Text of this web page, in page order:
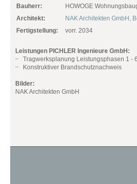
Bauherr:
HOWOGE
Architekt:
NAK Architekten GmbH,
Fertigstellung:
vorr. 2034
Leistungen PICHLER Ingenieure GmbH:
Tragwerksplanung Leistungsphasen 1 -
Konstruktiver Brandschutznachweis
Bilder:
NAK Architekten GmbH